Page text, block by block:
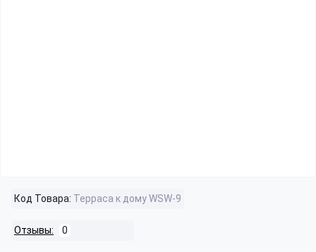
Код Товара: Терраса к дому WSW-9
Отзывы: 0